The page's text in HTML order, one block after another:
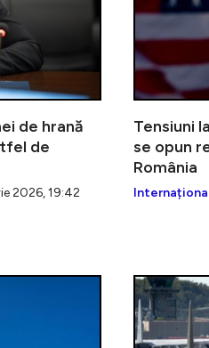
de hrană
de
2026, 19:42
Tensiuni
se opun
România
Veteranii